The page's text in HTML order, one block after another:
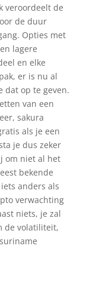
veroordeelt de
de duur
Opties met
lagere
en elke
er is nu al
dat op te geven.
van een
sakura
als je een
je dus zeker
om niet al het
bekende
anders als
verwachting
niets, je zal
de volatiliteit,